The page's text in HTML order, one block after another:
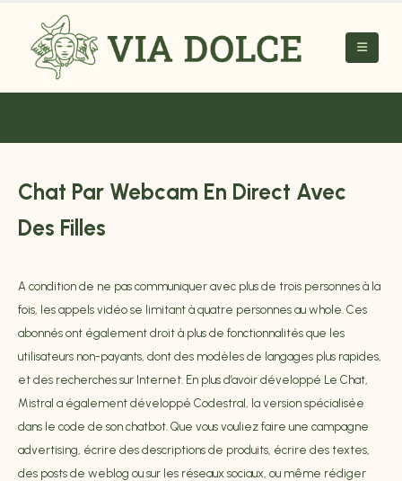
Chat Par Webcam En Direct Avec
Des Filles
A condition de ne pas communiquer avec plus de trois personnes à la
fois, les appels vidéo se limitant à quatre personnes au whole. Ces
abonnés ont également droit à plus de fonctionnalités que les
utilisateurs non-payants, dont des modèles de langages plus rapides,
et des recherches sur Internet. En plus d’avoir développé Le Chat,
Mistral a également développé Codestral, la version spécialisée
dans le code de son chatbot. Que vous vouliez faire une campagne
advertising, écrire des descriptions de produits, écrire des textes,
des posts de weblog ou sur les réseaux sociaux, ou même rédiger